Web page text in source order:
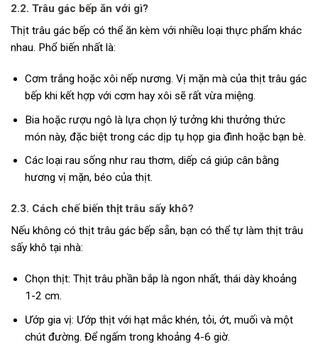
2.2. Trâu gác bếp ăn với gì?
Thịt trâu gác bếp có thể ăn kèm với nhiều loại thực phẩm khác
nhau. Phổ biến nhất là:
Cơm trắng hoặc xôi nếp nương. Vị mặn mà của thịt trâu gác
bếp khi kết hợp với cơm hay xôi sẽ rất vừa miệng.
Bia hoặc rượu ngô là lựa chọn lý tưởng khi thưởng thức
món này, đặc biệt trong các dịp tụ họp gia đình hoặc bạn bè.
Các loại rau sống như rau thơm, diếp cá giúp cân bằng
hương vị mặn, béo của thịt.
2.3. Cách chế biến thịt trâu sấy khô?
Nếu không có thịt trâu gác bếp sẵn, bạn có thể tự làm thịt trâu
sấy khô tại nhà:
Chọn thịt: Thịt trâu phần bắp là ngon nhất, thái dày khoảng
1-2 cm.
Ướp gia vị: Ướp thịt với hạt mắc khén, tỏi, ớt, muối và một
chút đường. Để ngấm trong khoảng 4-6 giờ.